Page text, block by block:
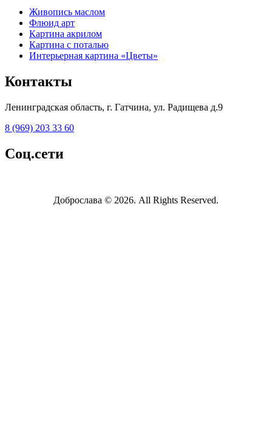
Живопись маслом
Флюид арт
Картина акрилом
Картина с поталью
Интерьерная картина «Цветы»
Контакты
Ленинградская область, г. Гатчина, ул. Радищева д.9
8 (969) 203 33 60
Соц.сети
Доброслава © 2026. All Rights Reserved.